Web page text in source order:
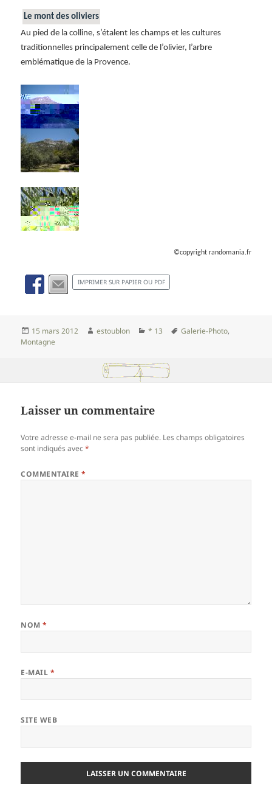
Le mont des oliviers
Au pied de la colline, s’étalent les champs et les cultures
traditionnelles principalement celle de l’olivier, l’arbre
emblématique de la Provence.
©copyright randomania.fr
IMPRIMER SUR PAPIER OU PDF
Publié
le
15 mars 2012 Auteur
estoublon Catégories
* 13
Mots-
Galerie-Photo,
Montagne
Laisser un commentaire
Votre adresse e-mail ne sera pas publiée. Les champs obligatoires
sont indiqués avec*
COMMENTAIRE*
NOM*
E-MAIL *
SITE WEB